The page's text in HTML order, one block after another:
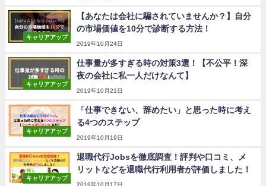
キャリアアップ
【あなたは会社に騙されていませんか？】自分
の市場価値を10分で診断する方法！
2019年10月24日
キャリアアップ
仕事量が多すぎる時の対策3選！【不公平！深
夜の会社に私一人だけなんて】
2019年10月21日
キャリアアップ
「仕事できない、辞めたい」と思った時に考え
る4つのステップ
2019年10月19日
キャリアアップ
退職代行Jobsを徹底調査！評判や口コミ、メ
リットなどを退職代行利用者が評価しました！
2019年10月17日